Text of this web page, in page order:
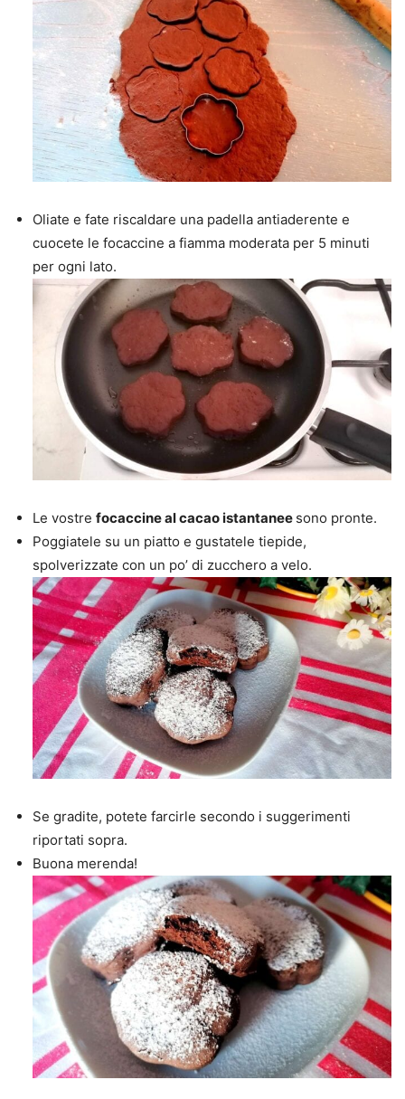
Oliate e fate riscaldare una padella antiaderente e
cuocete le focaccine a fiamma moderata per 5 minuti
per ogni lato.
Le vostre focaccine al cacao istantanee sono pronte.
Poggiatele su un piatto e gustatele tiepide,
spolverizzate con un po’ di zucchero a velo.
Se gradite, potete farcirle secondo i suggerimenti
riportati sopra.
Buona merenda!